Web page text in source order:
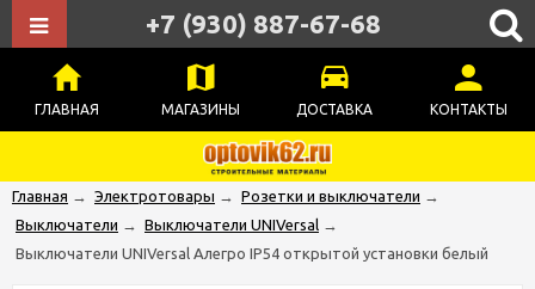
ГЛАВНАЯ МАГАЗИНЫ ДОСТАВКА КОНТАКТЫ
+7 (930) 887-67-68
Главная → Электротовары → Розетки и выключатели →
Выключатели → Выключатели UNIVersal →
Выключатели UNIVersal Алегро IP54 открытой установки белый